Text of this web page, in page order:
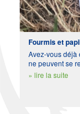
Fourmis et
Avez-vous déjà
ne peuvent se
» lire la suite